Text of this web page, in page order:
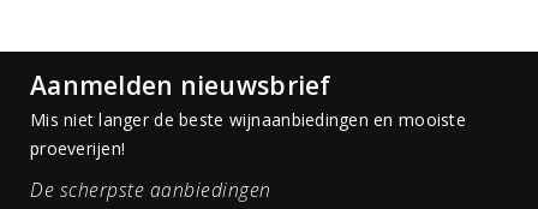
Aanmelden nieuwsbrief
Mis niet langer de beste wijnaanbiedingen en mooiste
proeverijen!
De scherpste aanbiedingen